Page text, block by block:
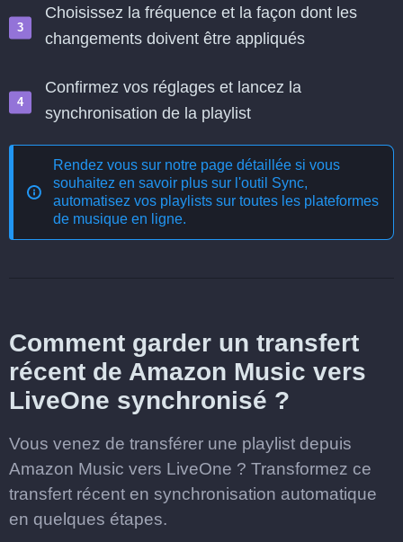
Choisissez la fréquence et la façon dont les
changements doivent être appliqués
Confirmez vos réglages et lancez la
synchronisation de la playlist
Rendez vous sur notre page détaillée si vous
souhaitez en savoir plus sur l'outil Sync,
automatisez vos playlists sur toutes les plateformes
de musique en ligne.
Comment garder un transfert
récent de Amazon Music vers
LiveOne synchronisé ?
Vous venez de transférer une playlist depuis
Amazon Music vers LiveOne ? Transformez ce
transfert récent en synchronisation automatique
en quelques étapes.